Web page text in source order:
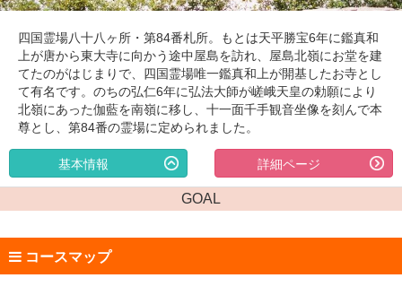
四国霊場八十八ヶ所・第84番札所。もとは天平勝宝6年に鑑真和
上が唐から東大寺に向かう途中屋島を訪れ、屋島北嶺にお堂を建
てたのがはじまりで、四国霊場唯一鑑真和上が開基したお寺とし
て有名です。のちの弘仁6年に弘法大師が嵯峨天皇の勅願により
北嶺にあった伽藍を南嶺に移し、十一面千手観音坐像を刻んで本
尊とし、第84番の霊場に定められました。
詳細ページ
基本情報
GOAL
コースマップ